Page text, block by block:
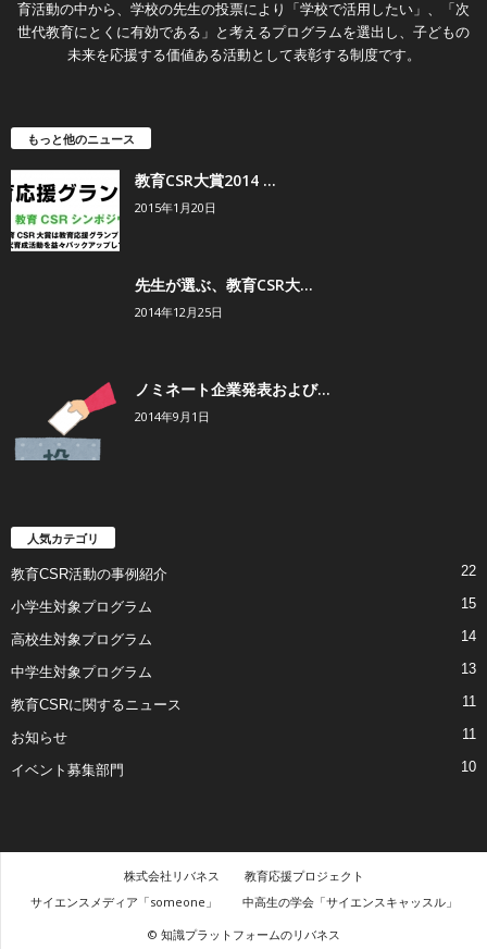
育活動の中から、学校の先生の投票により「学校で活用したい」、「次
世代教育にとくに有効である」と考えるプログラムを選出し、子どもの
未来を応援する価値ある活動として表彰する制度です。
もっと他のニュース
教育CSR大賞2014 ...
2015年1月20日
先生が選ぶ、教育CSR大...
2014年12月25日
ノミネート企業発表および...
2014年9月1日
人気カテゴリ
教育CSR活動の事例紹介 22
小学生対象プログラム 15
高校生対象プログラム 14
中学生対象プログラム 13
教育CSRに関するニュース 11
お知らせ 11
イベント募集部門 10
株式会社リバネス
教育応援プロジェクト
サイエンスメディア「someone」
中高生の学会「サイエンスキャッスル」
© 知識プラットフォームのリバネス